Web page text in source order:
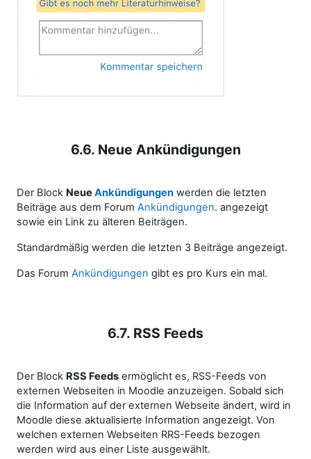
6.6. Neue Ankündigungen
Der Block NeueAnkündigungen werden die letzten
Beiträge aus dem Forum Ankündigungen. angezeigt
sowie ein Link zu älteren Beiträgen.
Standardmäßig werden die letzten 3 Beiträge angezeigt.
Das Forum Ankündigungen gibt es pro Kurs ein mal.
6.7. RSS Feeds
Der Block RSS Feeds ermöglicht es, RSS-Feeds von
externen Webseiten in Moodle anzuzeigen. Sobald sich
die Information auf der externen Webseite ändert, wird in
Moodle diese aktualisierte Information angezeigt. Von
welchen externen Webseiten RRS-Feeds bezogen
werden wird aus einer Liste ausgewählt.